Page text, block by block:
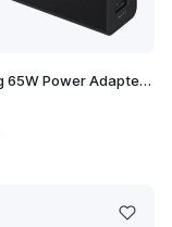
Samsung 65W Power Adapter Trio